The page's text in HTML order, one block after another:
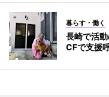
暮らす・働く
長崎で活
CFで支援